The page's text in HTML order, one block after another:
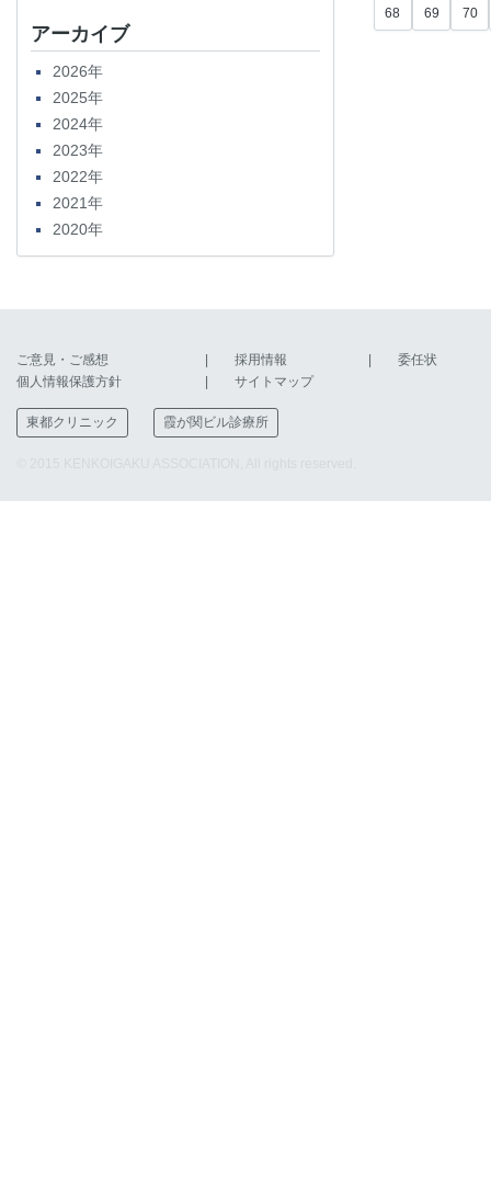
アーカイブ
2026年
2025年
2024年
2023年
2022年
2021年
2020年
68 69 70
ご意見・ご感想 採用情報
委任状
個人情報保護方針
サイトマップ
東都クリニック 霞が関ビル診療所